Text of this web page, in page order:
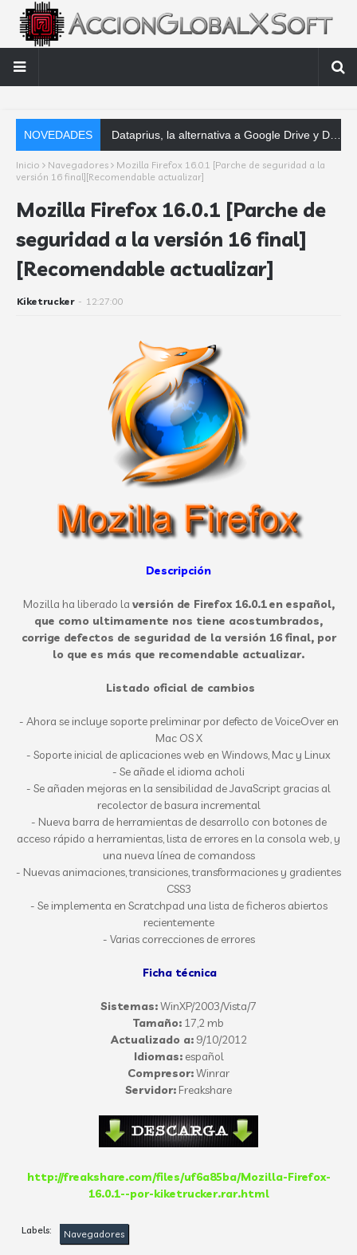
NOVEDADES Dataprius, la alternativa a Google Drive y Dropbox que las empresas deberían conocer
Inicio Navegadores
Mozilla Firefox 16.0.1 [Parche de seguridad a la
versión 16 final][Recomendable actualizar]
Mozilla Firefox 16.0.1 [Parche de
seguridad a la versión 16 final]
[Recomendable actualizar]
Kiketrucker - 12:27:00
Descripción
Mozilla ha liberado la versión de Firefox 16.0.1en español,
que como ultimamente nos tiene acostumbrados,
corrige defectos de seguridad de la versión 16 final, por
lo que es más que recomendable actualizar.
Listado oficial de cambios
- Ahora se incluye soporte preliminar por defecto de VoiceOver en
Mac OS X
- Soporte inicial de aplicaciones web en Windows, Mac y Linux
- Se añade el idioma acholi
- Se añaden mejoras en la sensibilidad de JavaScript gracias al
recolector de basura incremental
- Nueva barra de herramientas de desarrollo con botones de
acceso rápido a herramientas, lista de errores en la consola web, y
una nueva línea de comandoss
- Nuevas animaciones, transiciones, transformaciones y gradientes
CSS3
- Se implementa en Scratchpad una lista de ficheros abiertos
recientemente
- Varias correcciones de errores
Ficha técnica
Sistemas:WinXP/2003/Vista/7
Tamaño: 17,2 mb
Actualizado a:9/10/2012
Idiomas:español
Compresor:Winrar
Servidor: Freakshare
http://freakshare.com/files/uf6a85ba/Mozilla-Firefox-
16.0.1--por-kiketrucker.rar.html
Labels: Navegadores